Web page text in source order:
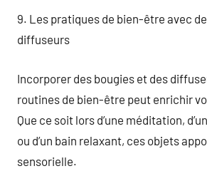
9. Les pratiques de bien-être avec
diffuseurs
Incorporer des bougies et des
routines de bien-être peut enrichir
Que ce soit lors d’une méditation,
ou d’un bain relaxant, ces objets
sensorielle.